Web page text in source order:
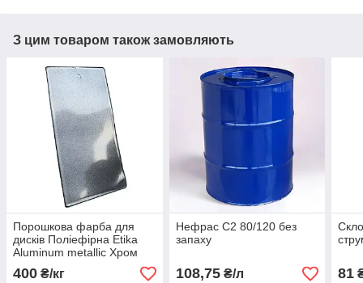
З цим товаром також замовляють
Порошкова фарба для
дисків Поліефірна Etika
Aluminum metallic Хром
металік
400 ₴/кг
Нефрас С2 80/120 без
запаху
108,75₴/л 81